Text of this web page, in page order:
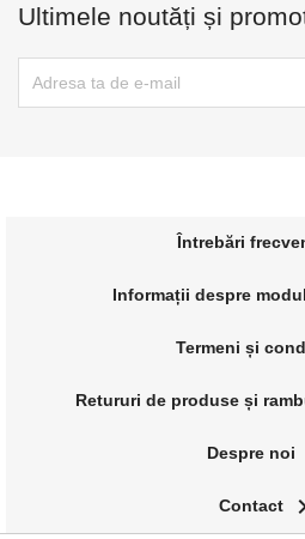
Ultimele noutăți și
Întrebări
Informații despre
Termeni și
Retururi de produse și
Despre noi
Contact